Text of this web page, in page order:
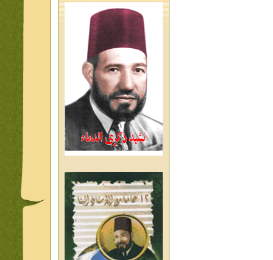
حكايات من التراث الجزء الاول
من اعلام الاخوان المسلمين
المعاصرين الجزء الثانى
ديوان شعر الاخوان فى القلب
تاليف الشيخ على متولى
تفاصيل جنازة الشهيد احمد
النيسى وعمر شاهين 1952
جمعه امين ومواقف ساعدت
الامام البنا فى تكوين شخصي
الاستاذ جمعه امين وعبقرية
الامام البنا
الشمائل المحمديه دكتور يحيى
من تراث د احمد العسال امس
واليوم والغد
من تراث د احمد العسال
العلمانية
كلمات رمضانية الشيخ عيسى
عبد العليم
قبسات رمضانية الشيخ عيسى